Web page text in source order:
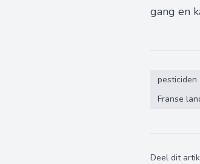
gang en
pesticiden
Franse
Deel dit